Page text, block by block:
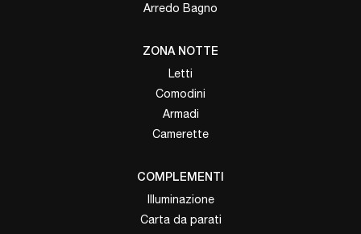
Arredo Bagno
ZONA NOTTE
Letti
Comodini
Armadi
Camerette
COMPLEMENTI
Illuminazione
Carta da parati